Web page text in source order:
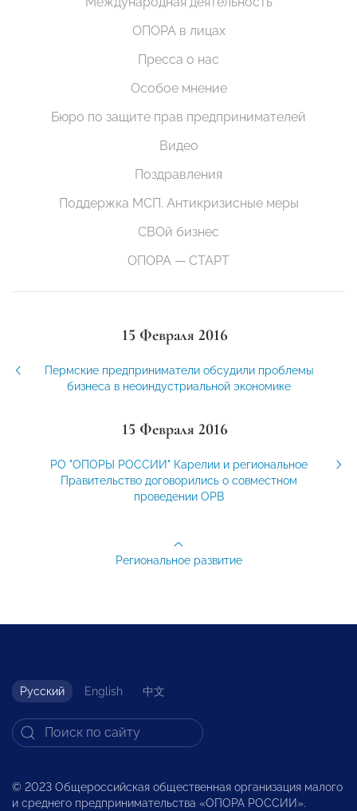
ОПОРА в лицах
Пресса о нас
Особое мнение
Бюро по защите прав предпринимателей
Видео
Поздравления
Поддержка МСП. Антикризисные меры
СВОй бизнес
ОПОРА — СТАРТ
15 Февраля 2016
Пермские предприниматели обсудили проблемы
бизнеса в неоиндустриальной экономике
15 Февраля 2016
РО "ОПОРЫ РОССИИ" Карелии и региональное
Правительство договорились о совместном
проведении ОРВ
Региональное развитие
Русский English 中文
© 2023 Общероссийская общественная организация малого
и среднего предпринимательства «ОПОРА РОССИИ».